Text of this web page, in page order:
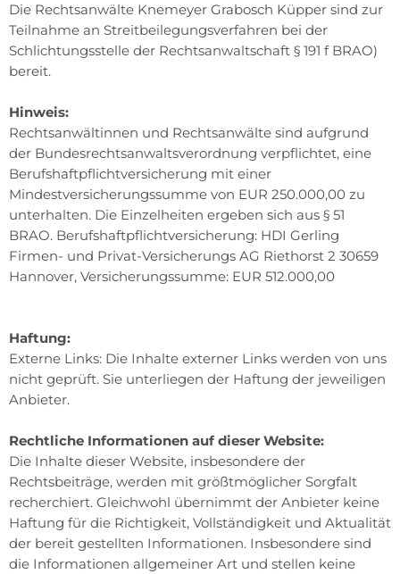
Die Rechtsanwälte Knemeyer Grabosch Küpper sind zur
Teilnahme an Streitbeilegungsverfahren bei der
Schlichtungsstelle der Rechtsanwaltschaft § 191 f BRAO)
bereit.
Hinweis:
Rechtsanwältinnen und Rechtsanwälte sind aufgrund
der Bundesrechtsanwaltsverordnung verpflichtet, eine
Berufshaftpflichtversicherung mit einer
Mindestversicherungssumme von EUR 250.000,00 zu
unterhalten. Die Einzelheiten ergeben sich aus § 51
BRAO. Berufshaftpflichtversicherung: HDI Gerling
Firmen- und Privat-Versicherungs AG Riethorst 2 30659
Hannover, Versicherungssumme: EUR 512.000,00
Haftung:
Externe Links: Die Inhalte externer Links werden von uns
nicht geprüft. Sie unterliegen der Haftung der jeweiligen
Anbieter.
Rechtliche Informationen auf dieser Website:
Die Inhalte dieser Website, insbesondere der
Rechtsbeiträge, werden mit größtmöglicher Sorgfalt
recherchiert. Gleichwohl übernimmt der Anbieter keine
Haftung für die Richtigkeit, Vollständigkeit und Aktualität
der bereit gestellten Informationen. Insbesondere sind
die Informationen allgemeiner Art und stellen keine